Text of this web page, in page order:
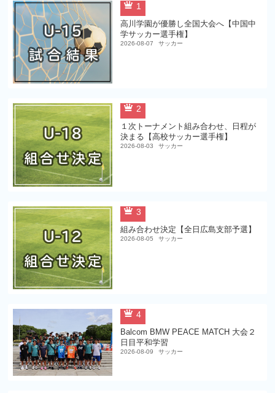
1
高川学園が優勝し全国大会へ【中国中
学サッカー選手権】
2026-08-07 サッカー
2
１次トーナメント組み合わせ、日程が
決まる【高校サッカー選手権】
2026-08-03 サッカー
3
組み合わせ決定【全日広島支部予選】
2026-08-05 サッカー
4
Balcom BMW PEACE MATCH 大会２
日目平和学習
2026-08-09 サッカー